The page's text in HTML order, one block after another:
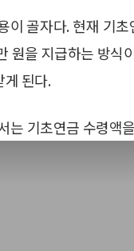
골자다. 현재 기
을 지급하는 방식
게 된다.
는 기초연금 수령액